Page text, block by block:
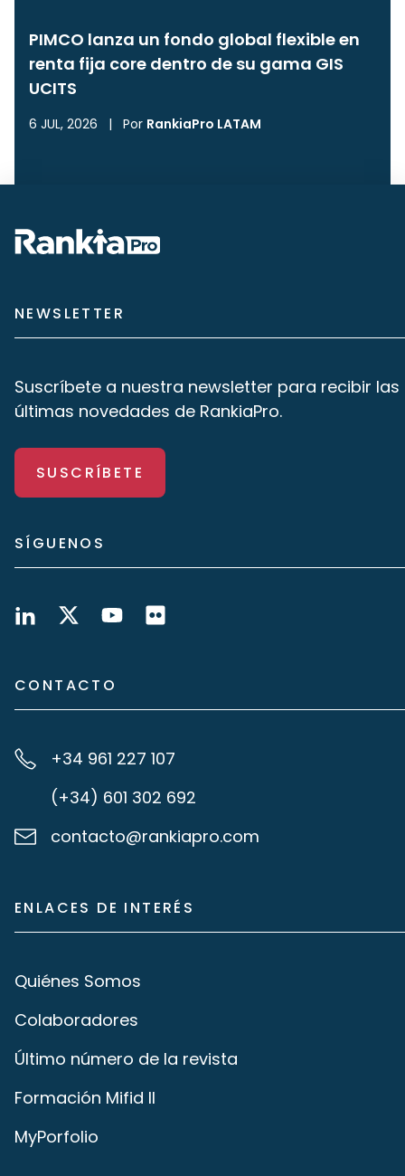
PIMCO lanza un fondo global flexible en
renta fija core dentro de su gama GIS
UCITS
6 JUL, 2026 | Por RankiaPro LATAM
NEWSLETTER
Suscríbete a nuestra newsletter para recibir las
últimas novedades de RankiaPro.
SUSCRÍBETE
SÍGUENOS
CONTACTO
+34 961 227 107
(+34) 601 302 692
contacto@rankiapro.com
ENLACES DE INTERÉS
Quiénes Somos
Colaboradores
Último número de la revista
Formación Mifid II
MyPorfolio